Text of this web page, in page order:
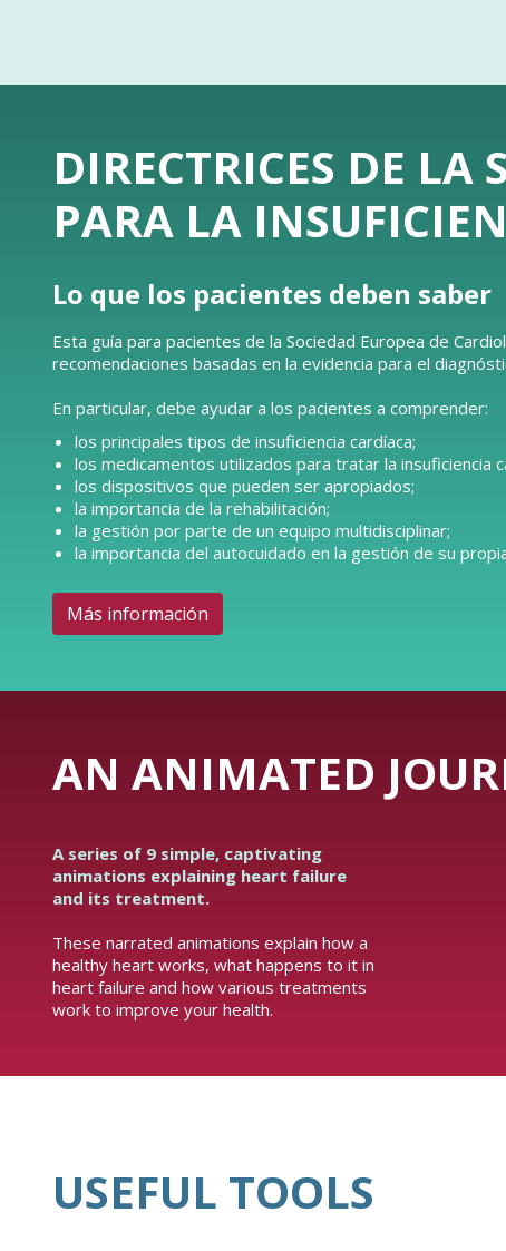
DIRECTRICES DE LA
PARA LA
Lo que los pacientes deben saber
Esta guía para pacientes de la Sociedad Europea de
recomendaciones basadas en la evidencia para el
En particular, debe ayudar a los pacientes a comprender:
los principales tipos de insuficiencia cardíaca;
los medicamentos utilizados para tratar la insuficiencia
los dispositivos que pueden ser apropiados;
la importancia de la rehabilitación;
la gestión por parte de un equipo multidisciplinar;
la importancia del autocuidado en la gestión de su
Más información
AN ANIMATED
A series of 9 simple, captivating
animations explaining heart failure
and its treatment.
These narrated animations explain how a
healthy heart works, what happens to it in
heart failure and how various treatments
work to improve your health.
USEFUL TOOLS